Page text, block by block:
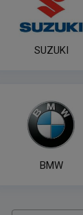
SUZUKI
BMW